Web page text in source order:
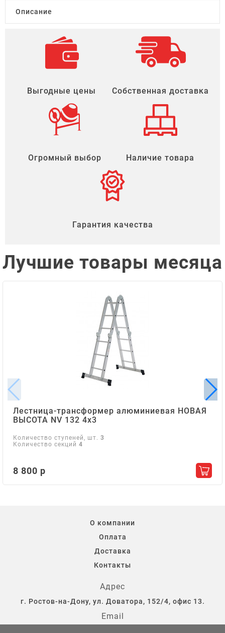
Описание
Выгодные цены Собственная доставка
Огромный выбор Наличие товара
Гарантия качества
Лучшие товары месяца
Лестница-трансформер алюминиевая НОВАЯ
ВЫСОТА NV 132 4х3
Количество ступеней, шт. 3
Количество секций 4
8 800 р
О компании
Оплата
Доставка
Контакты
Адрес
г. Ростов-на-Дону, ул. Доватора, 152/4, офис 13.
Email